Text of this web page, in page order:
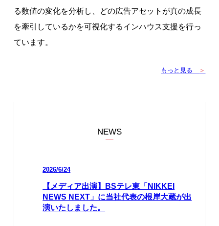
る数値の変化を分析し、どの広告アセットが真の成長
を牽引しているかを可視化するインハウス支援を行っ
ています。
もっと見る ＞
NEWS
2026/6/24
【メディア出演】BSテレ東「NIKKEI
NEWS NEXT」に当社代表の根岸大蔵が出
演いたしました。